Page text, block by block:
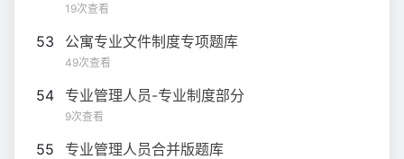
19次查看
53 公寓专业文件制度专项题库
49次查看
54 专业管理人员-专业制度部分
9次查看
55 专业管理人员合并版题库